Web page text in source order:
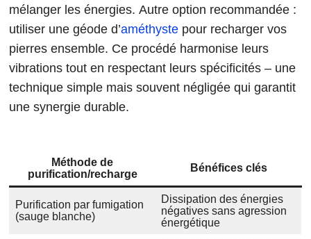
mélanger les énergies. Autre option recommandée :
utiliser une géode d’améthyste pour recharger vos
pierres ensemble. Ce procédé harmonise leurs
vibrations tout en respectant leurs spécificités – une
technique simple mais souvent négligée qui garantit
une synergie durable.
Méthode de
purification/recharge
Bénéfices clés
Purification par fumigation
(sauge blanche)
Dissipation des énergies
négatives sans agression
énergétique